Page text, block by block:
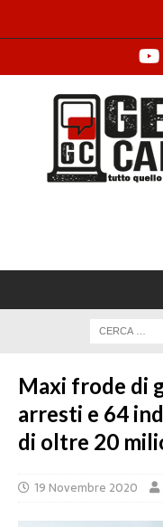
Maxi frode di
arresti e 64
di oltre 20
19 Novembre 2020